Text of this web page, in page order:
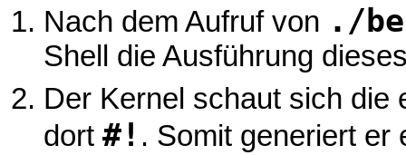
Nach dem Aufruf von ./
Shell die Ausführung
Der Kernel schaut sich die
dort #! . Somit generiert er